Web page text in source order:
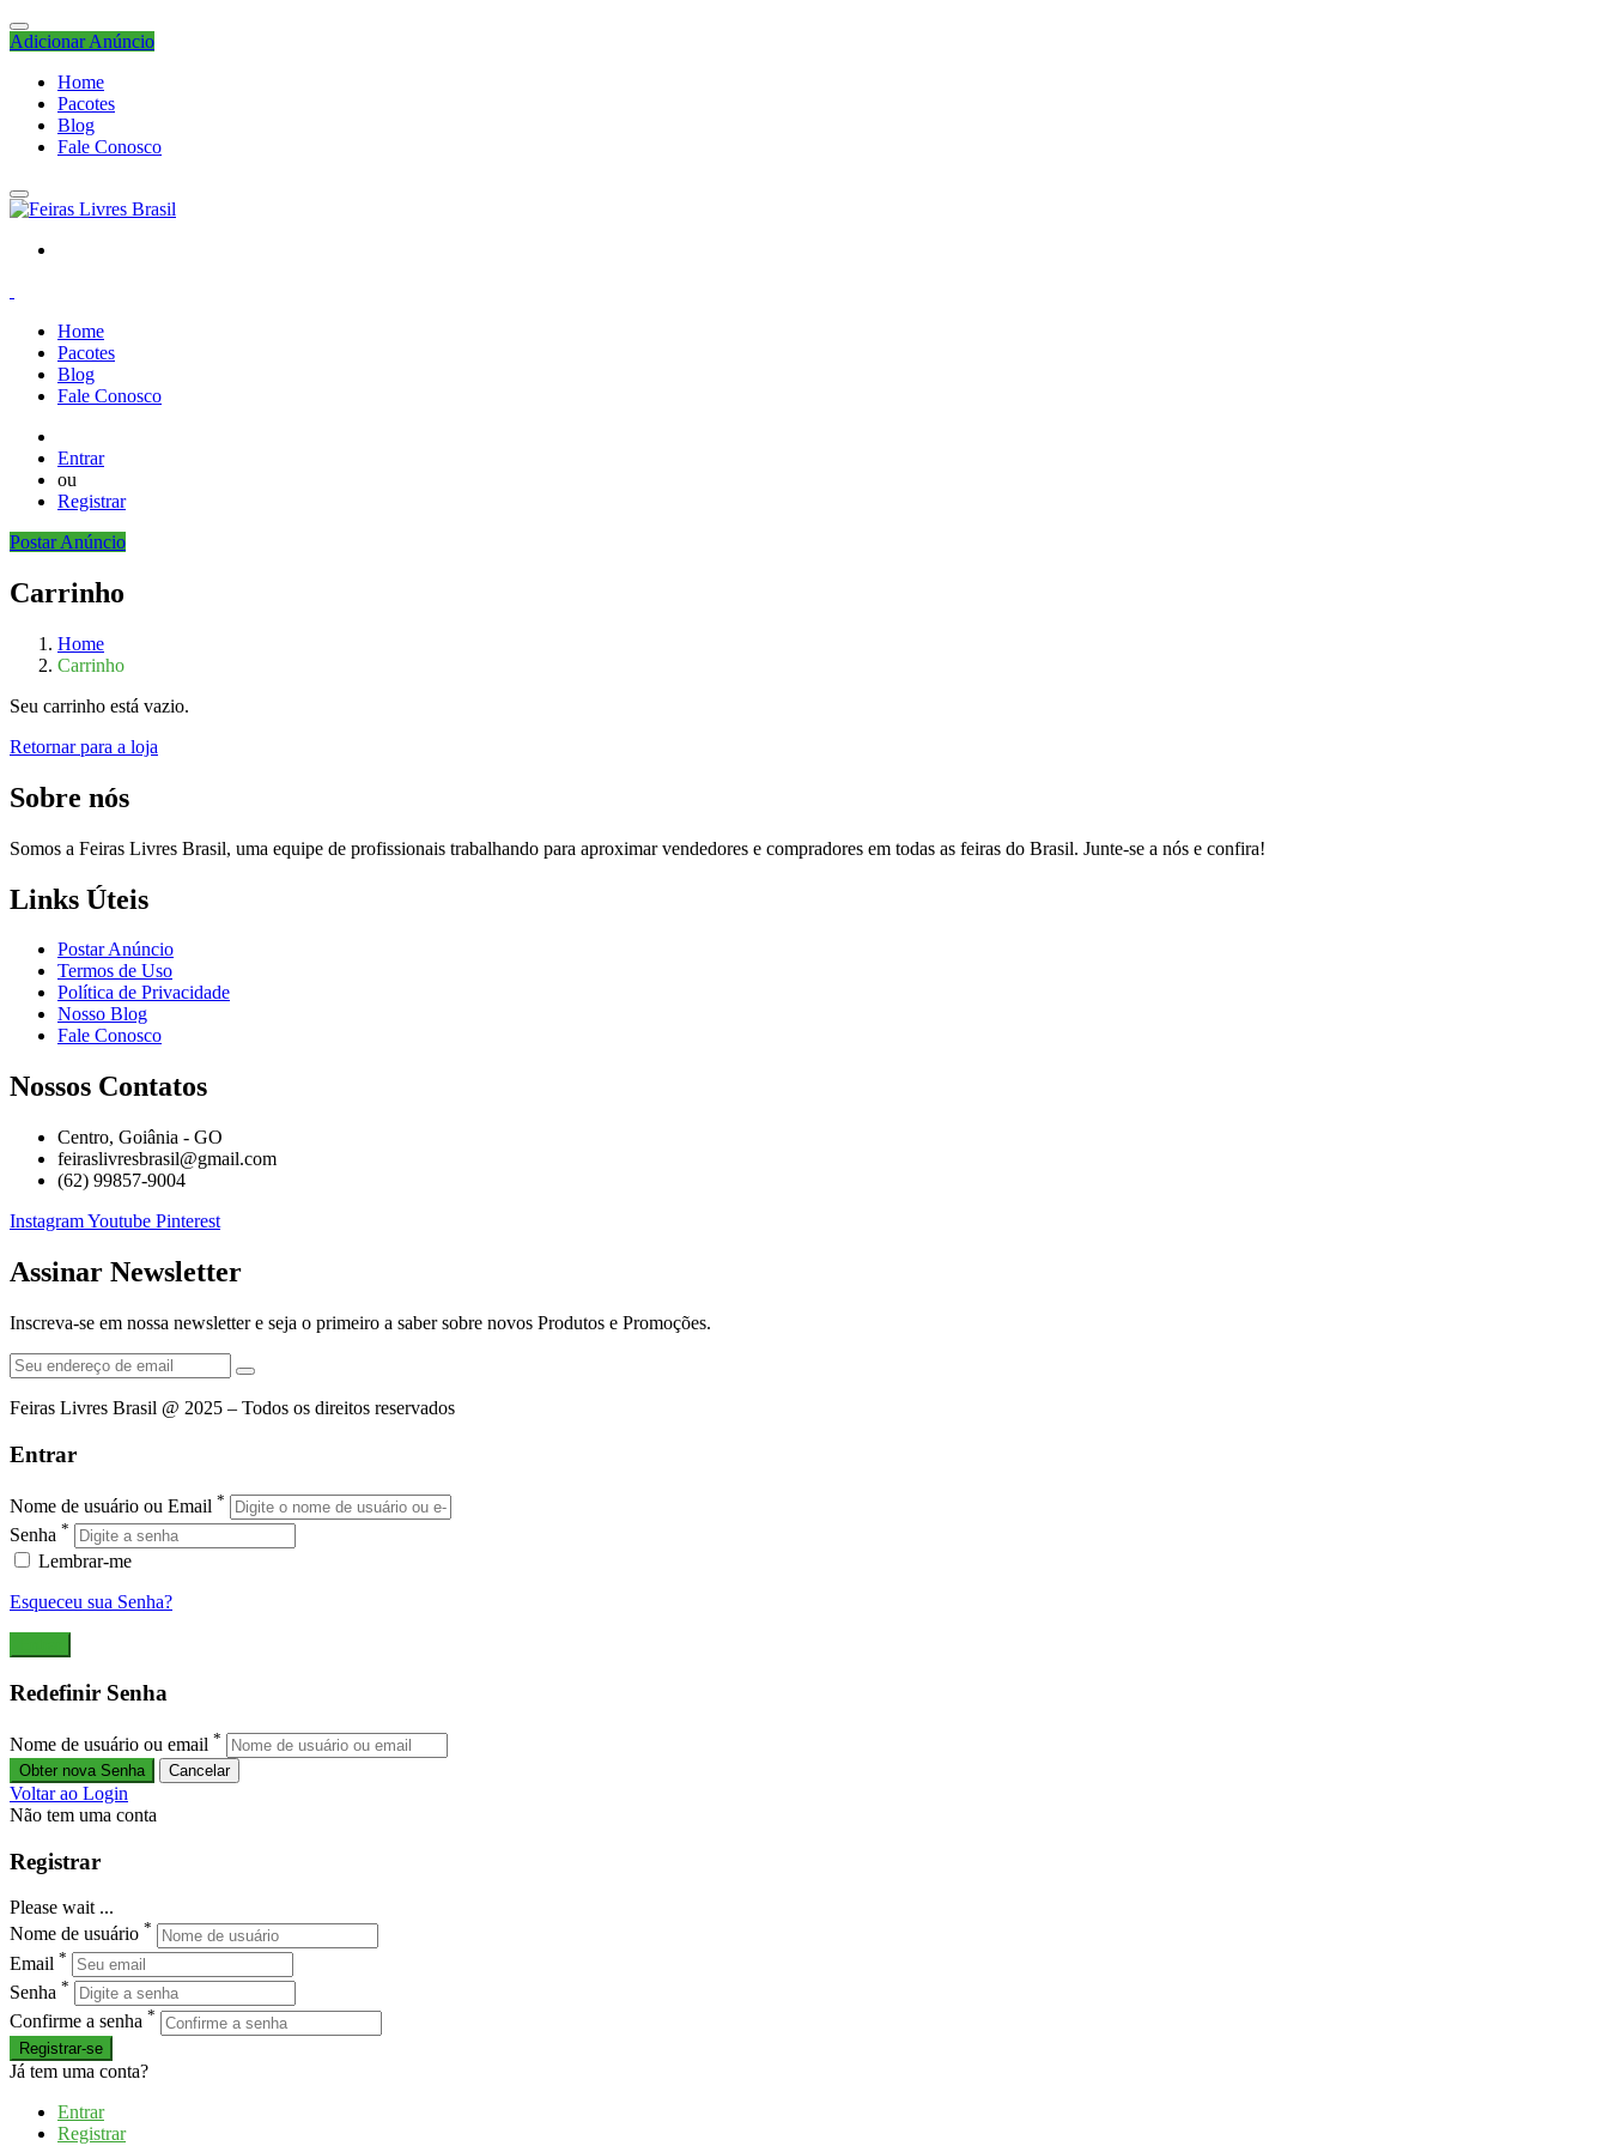
Adicionar Anúncio
Home
Pacotes
Blog
Fale Conosco
Home
Pacotes
Blog
Fale Conosco
Entrar
ou
Registrar
Postar Anúncio
Carrinho
Home
Carrinho
Seu carrinho está vazio.
Retornar para a loja
Sobre nós
Somos a Feiras Livres Brasil, uma equipe de profissionais trabalhando para aproximar vendedores e compradores em todas as feiras do Brasil. Junte-se a nós e confira!
Links Úteis
Postar Anúncio
Termos de Uso
Política de Privacidade
Nosso Blog
Fale Conosco
Nossos Contatos
Centro, Goiânia - GO
feiraslivresbrasil@gmail.com
(62) 99857-9004
InstagramYoutube Pinterest
Assinar Newsletter
Inscreva-se em nossa newsletter e seja o primeiro a saber sobre novos Produtos e Promoções.
Feiras Livres Brasil @ 2025 – Todos os direitos reservados
Entrar
Nome de usuário ou Email *
Senha *
Lembrar-me
Esqueceu sua Senha?
Redefinir Senha
Nome de usuário ou email *
Voltar ao Login
Não tem uma conta
Registrar
Please wait ...
Nome de usuário *
Email *
Senha *
Confirme a senha *
Registrar-se
Já tem uma conta?
Entrar
Registrar